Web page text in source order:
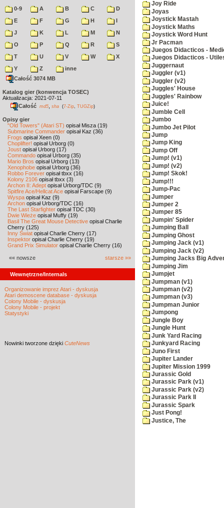
0-9 A B C
D
E
F G H
I
J
K L M
N
O
P Q R
S
T
U V W
X
Y
Z
inne
Całość 3074 MB
Katalog gier (konwencja TOSEC)
Aktualizacja: 2021-07-11
Całość md5 sha (7-Zip TUGZip)
Opisy gier
"Old Towers" (Atari ST) opisał Misza (19)
Submarine Commander opisał Kaz (36)
Frogs opisał Xeen (0)
Choplifter! opisał Urborg (0)
Joust opisał Urborg (17)
Commando opisał Urborg (35)
Mario Bros opisał Urborg (13)
Xenophobe opisał Urborg (36)
Robbo Forever opisał tbxx (16)
Kolony 2106 opisał tbxx (3)
Archon II: Adept opisał Urborg/TDC (9)
Spitfire Ace/Hellcat Ace opisał Farscape (9)
Wyspa opisał Kaz (9)
Archon opisał Urborg/TDC (16)
The Last Starfighter opisał TDC (30)
Dwie Wieże opisał Muffy (19)
Basil The Great Mouse Detective opisał Charlie
Cherry (125)
Inny Świat opisał Charlie Cherry (17)
Inspektor opisał Charlie Cherry (19)
Grand Prix Simulator opisał Charlie Cherry (16)
«« nowsze starsze »»
Wewnętrzne/Internals
Organizowanie imprez Atari - dyskusja
Atari demoscene database - dyskusja
Colony Mobile - dyskusja
Colony Mobile - projekt
Statystyki
Nowinki tworzone dzięki CuteNews
Joy Ride
Joyas
Joystick Mastah
Joystick Maths
Joystick Word Hunt
Jr Pacman
Juegos Didacticos -
Juegos Didacticos -
Juggernaut
Juggler (v1)
Juggler (v2)
Juggles' House
Juggles' Rainbow
Juice!
Jumble Cell
Jumbo
Jumbo Jet Pilot
Jump
Jump King
Jump Off
Jump! (v1)
Jump! (v2)
Jump! Skok!
Jump!!!
Jump-Pac
Jumper
Jumper 2
Jumper 85
Jumpin' Spider
Jumping Ball
Jumping Ghost
Jumping Jack (v1)
Jumping Jack (v2)
Jumping Jacks Big
Jumping Jim
Jumpjet
Jumpman (v1)
Jumpman (v2)
Jumpman (v3)
Jumpman Junior
Jumpong
Jungle Boy
Jungle Hunt
Junk Yard Racing
Junkyard Racing
Juno First
Jupiter Lander
Jupiter Mission 1999
Jurassic Gold
Jurassic Park (v1)
Jurassic Park (v2)
Jurassic Park II
Jurassic Spark
Just Pong!
Justice, The